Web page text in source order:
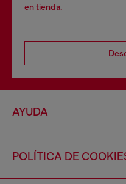
en tienda.
AYUDA
POLÍTICA DE